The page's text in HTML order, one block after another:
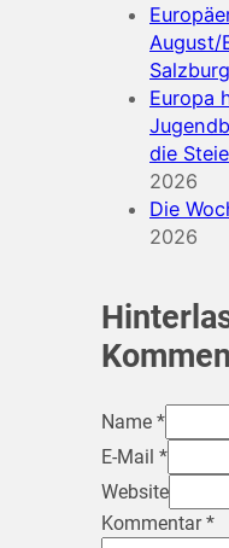
August/
Salzburg
Europa
die
2026
Die
2026
Name *
E-Mail *
Website
Kommentar*